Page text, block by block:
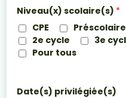
Niveau(x) scolaire(s) *
CPE
Préscolaire
2e cycle
3e
Pour tous
Date(s) privilégiée(s)